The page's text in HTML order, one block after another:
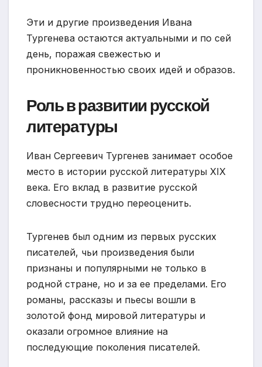
Эти и другие произведения Ивана
Тургенева остаются актуальными и по сей
день, поражая свежестью и
проникновенностью своих идей и образов.
Роль в развитии русской
литературы
Иван Сергеевич Тургенев занимает особое
место в истории русской литературы XIX
века. Его вклад в развитие русской
словесности трудно переоценить.
Тургенев был одним из первых русских
писателей, чьи произведения были
признаны и популярными не только в
родной стране, но и за ее пределами. Его
романы, рассказы и пьесы вошли в
золотой фонд мировой литературы и
оказали огромное влияние на
последующие поколения писателей.